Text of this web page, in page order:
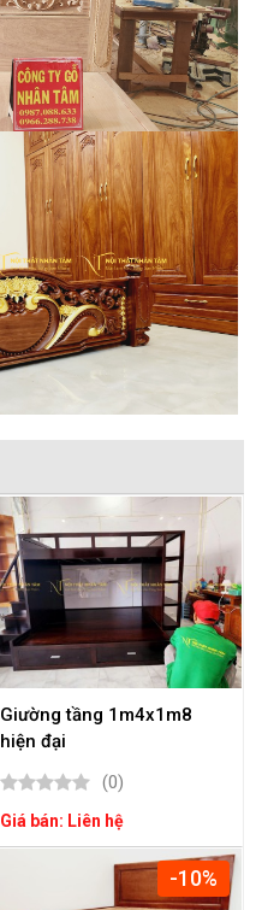
Giường tầng 1m4x1m8
hiện đại
(0)
Giá bán: Liên hệ
-10%